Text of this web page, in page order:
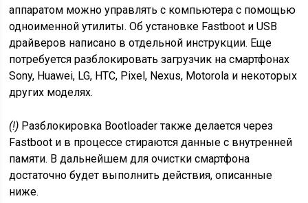
аппаратом можно управлять с компьютера с помощью
одноименной утилиты. Об установке Fastboot и USB
драйверов написано в отдельной инструкции. Еще
потребуется разблокировать загрузчик на смартфонах
Sony, Huawei, LG, HTC, Pixel, Nexus, Motorola и некоторых
других моделях.
(!) Разблокировка Bootloader также делается через
Fastboot и в процессе стираются данные с внутренней
памяти. В дальнейшем для очистки смартфона
достаточно будет выполнить действия, описанные
ниже.